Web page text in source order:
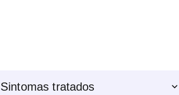
Sintomas tratados